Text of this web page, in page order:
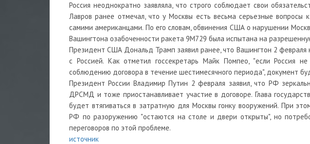
Россия неоднократно заявляла, что строго соблюдает свои
Лавров ранее отмечал, что у Москвы есть весьма серьезные
самими американцами. По его словам, обвинения США о нарушении
Вашингтона озабоченности ракета 9М729 была испытана на
Президент США Дональд Трамп заявил ранее, что Вашингтон 2
с Россией. Как отметил госсекретарь Майк Помпео, "если Россия
соблюдению договора в течение шестимесячного периода", документ
Президент России Владимир Путин 2 февраля заявил, что РФ
ДРСМД и тоже приостанавливает участие в договоре. Глава
будет втягиваться в затратную для Москвы гонку вооружений. При
РФ по разоружению "остаются на столе и двери открыты", но
переговоров по этой проблеме.
источник